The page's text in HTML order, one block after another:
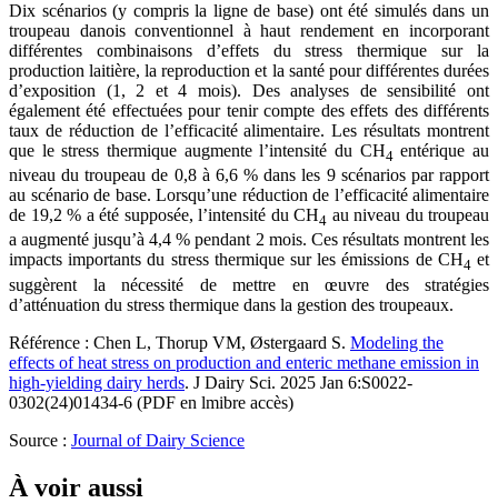
Dix scénarios (y compris la ligne de base) ont été simulés dans un
troupeau danois conventionnel à haut rendement en incorporant
différentes combinaisons d’effets du stress thermique sur la
production laitière, la reproduction et la santé pour différentes durées
d’exposition (1, 2 et 4 mois). Des analyses de sensibilité ont
également été effectuées pour tenir compte des effets des différents
taux de réduction de l’efficacité alimentaire. Les résultats montrent
que le stress thermique augmente l’intensité du CH4 entérique au
niveau du troupeau de 0,8 à 6,6 % dans les 9 scénarios par rapport
au scénario de base. Lorsqu’une réduction de l’efficacité alimentaire
de 19,2 % a été supposée, l’intensité du CH4 au niveau du troupeau
a augmenté jusqu’à 4,4 % pendant 2 mois. Ces résultats montrent les
impacts importants du stress thermique sur les émissions de CH4 et
suggèrent la nécessité de mettre en œuvre des stratégies
d’atténuation du stress thermique dans la gestion des troupeaux.
Référence : Chen L, Thorup VM, Østergaard S. Modeling the
effects of heat stress on production and enteric methane emission in
high-yielding dairy herds. J Dairy Sci. 2025 Jan 6:S0022-
0302(24)01434-6 (PDF en lmibre accès)
Source : Journal of Dairy Science
À voir aussi